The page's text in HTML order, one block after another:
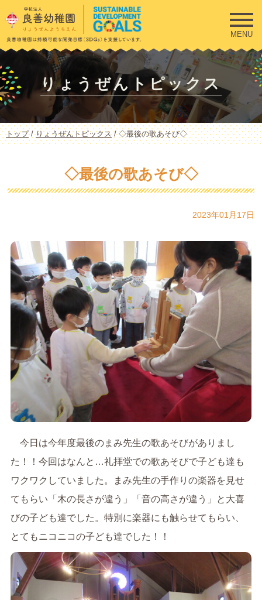
このページの本文へ
MENU
りょうぜんトピックス
現
在
トップ/りょうぜんトピックス /◇最後の歌あそび◇
◇最後の歌あそび◇
2023年01月17日
今日は今年度最後のまみ先生の歌あそびがありまし
た！！今回はなんと…礼拝堂での歌あそびで子ども達も
ワクワクしていました。まみ先生の手作りの楽器を見せ
てもらい「木の長さが違う」「音の高さが違う」と大喜
びの子ども達でした。特別に楽器にも触らせてもらい、
とてもニコニコの子ども達でした！！